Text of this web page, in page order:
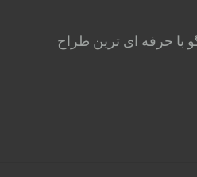
حرفه ای ترین طراح